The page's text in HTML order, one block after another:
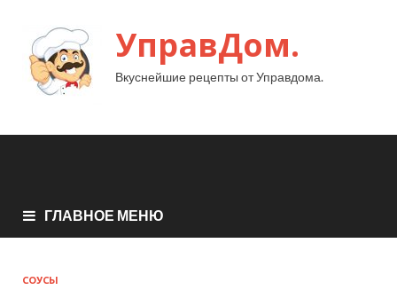
УправДом.
Вкуснейшие рецепты от Управдома.
ГЛАВНОЕ МЕНЮ
СОУСЫ